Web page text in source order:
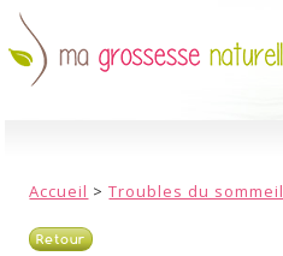
Accueil >Troubles du sommeil
Retour